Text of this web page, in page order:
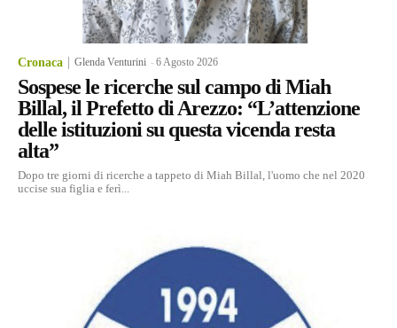
Cronaca Glenda Venturini -6 Agosto 2026
Sospese le ricerche sul campo di Miah
Billal, il Prefetto di Arezzo: “L’attenzione
delle istituzioni su questa vicenda resta
alta”
Dopo tre giorni di ricerche a tappeto di Miah Billal, l'uomo che nel 2020
uccise sua figlia e ferì...